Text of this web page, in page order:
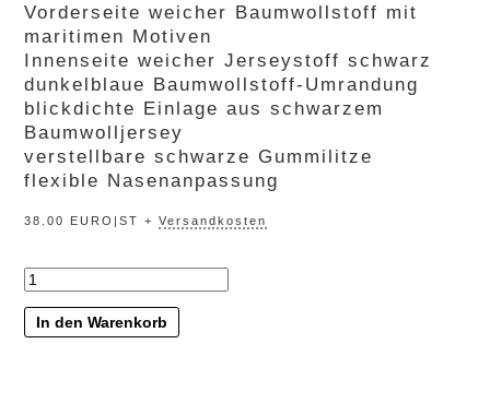
Vorderseite weicher Baumwollstoff mit
maritimen Motiven
Innenseite weicher Jerseystoff schwarz
dunkelblaue Baumwollstoff-Umrandung
blickdichte Einlage aus schwarzem
Baumwolljersey
verstellbare schwarze Gummilitze
flexible Nasenanpassung
38.00 EURO|ST +Versandkosten
Menge
In den Warenkorb